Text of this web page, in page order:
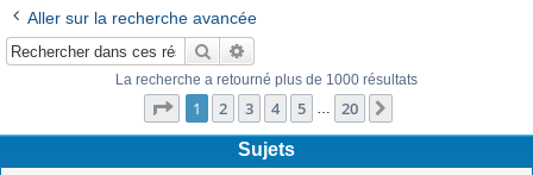
Aller sur la recherche avancée
Rechercher
La recherche a retourné plus de 1000 résultats
Page 1sur20
1 2 3 4 5 … 20
Sujets